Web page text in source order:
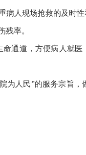
病人现场抢救的及时
残率。
通道，方便病人就医
人民”的服务宗旨，